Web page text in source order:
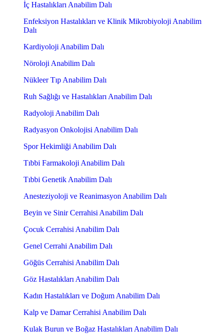
İç Hastalıkları Anabilim Dalı
Enfeksiyon Hastalıkları ve Klinik Mikrobiyoloji Anabilim
Dalı
Kardiyoloji Anabilim Dalı
Nöroloji Anabilim Dalı
Nükleer Tıp Anabilim Dalı
Ruh Sağlığı ve Hastalıkları Anabilim Dalı
Radyoloji Anabilim Dalı
Radyasyon Onkolojisi Anabilim Dalı
Spor Hekimliği Anabilim Dalı
Tıbbi Farmakoloji Anabilim Dalı
Tıbbi Genetik Anabilim Dalı
Anesteziyoloji ve Reanimasyon Anabilim Dalı
Beyin ve Sinir Cerrahisi Anabilim Dalı
Çocuk Cerrahisi Anabilim Dalı
Genel Cerrahi Anabilim Dalı
Göğüs Cerrahisi Anabilim Dalı
Göz Hastalıkları Anabilim Dalı
Kadın Hastalıkları ve Doğum Anabilim Dalı
Kalp ve Damar Cerrahisi Anabilim Dalı
Kulak Burun ve Boğaz Hastalıkları Anabilim Dalı